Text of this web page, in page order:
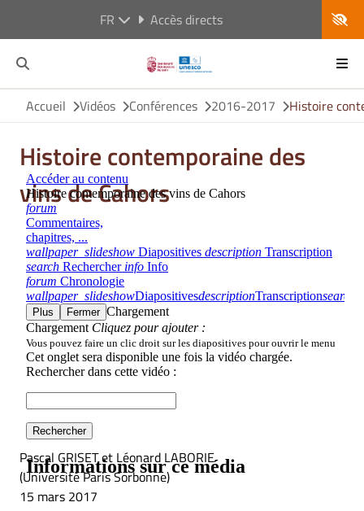
FR Accès directs
Accueil Vidéos Conférences 2016-2017 Histoire
Histoire contemporaine des
vins de Cahors
Pascal GRISET et Léonard LABORIE
(Université Paris Sorbonne)
15 mars 2017